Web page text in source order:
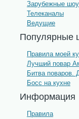
Зарубежные шоу
Телеканалы
Ведущие
Популярные
Правила моей
Лучший повар
Битва поваров.
Босс на кухне
Информация
Правила